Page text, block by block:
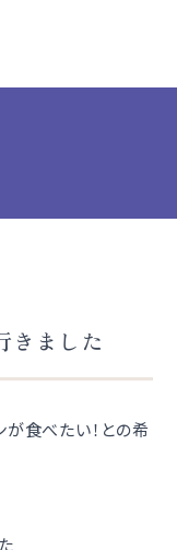
ました
食べたい！との希